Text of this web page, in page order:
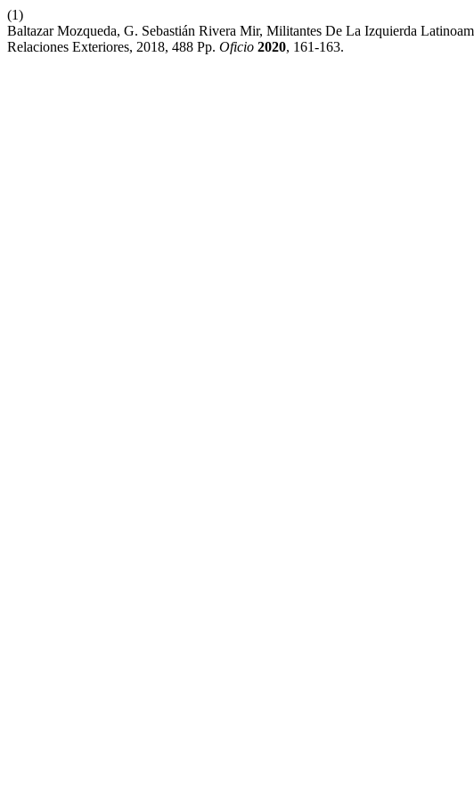
(1)
Baltazar Mozqueda, G. Sebastián Rivera Mir, Militantes De La Izquierda
Relaciones Exteriores, 2018, 488 Pp. Oficio 2020, 161-163.